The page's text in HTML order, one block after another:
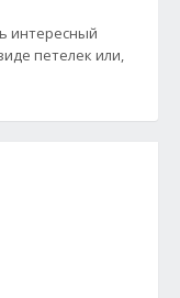
петелек или,